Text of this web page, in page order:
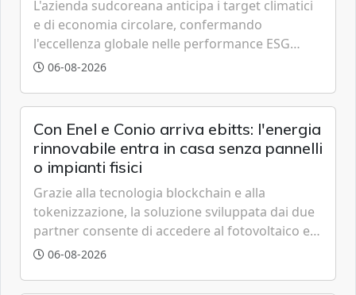
L'azienda sudcoreana anticipa i target climatici
e di economia circolare, confermando
l'eccellenza globale nelle performance ESG
grazie a innovazione, accessibilità e governance
06-08-2026
Con Enel e Conio arriva ebitts: l'energia
rinnovabile entra in casa senza pannelli
o impianti fisici
Grazie alla tecnologia blockchain e alla
tokenizzazione, la soluzione sviluppata dai due
partner consente di accedere al fotovoltaico e
all'eolico ottenendo risparmi diretti in bolletta,
06-08-2026